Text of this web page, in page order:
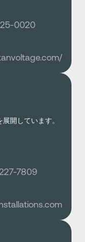
0020
開しています。
7809